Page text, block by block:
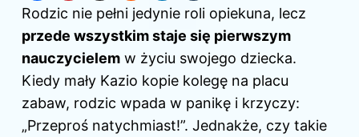
Rodzic nie pełni jedynie roli opiekuna, lecz
przede wszystkim staje się pierwszym
nauczycielem w życiu swojego dziecka.
Kiedy mały Kazio kopie kolegę na placu
zabaw, rodzic wpada w panikę i krzyczy:
„Przeproś natychmiast!”. Jednakże, czy takie